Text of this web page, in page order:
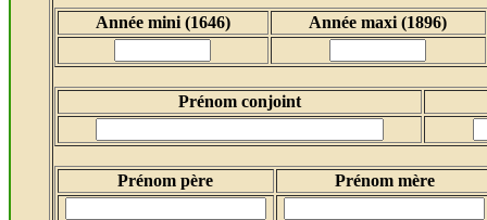
Année mini (1646) Année maxi (1896)
Prénom conjoint
Prénom père Prénom mère